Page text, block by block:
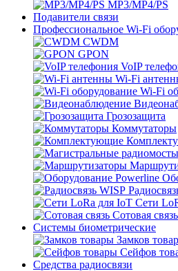
MP3/MP4/PS
Подавители связи
Профессиональное Wi-Fi
CWDM
GPON
VoIP
Wi-Fi
Wi-Fi
Грозозащита
Коммутаторы
Сети
Сотовая связь
Системы биометрические
Замков
Сейфов
Средства радиосвязи